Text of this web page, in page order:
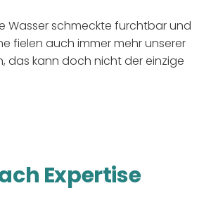
Wasser schmeckte furchtbar und
fielen auch immer mehr unserer
das kann doch nicht der einzige
Expertise